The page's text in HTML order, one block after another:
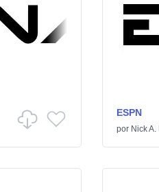
ESPN
por Nick A.